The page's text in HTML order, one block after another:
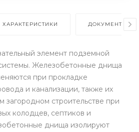
ХАРАКТЕРИСТИКИ ДОКУМЕНТЫ
элемент подземной
Железобетонные днища
при прокладке
и канализации, также их
загородном строительстве при
колодцев, септиков и
днища изолируют